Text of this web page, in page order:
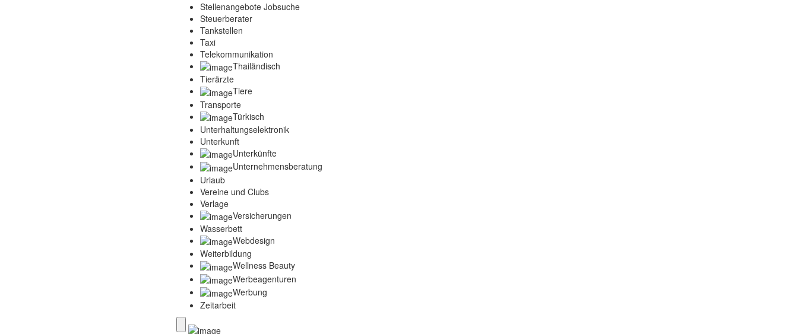
Stellenangebote Jobsuche
Steuerberater
Tankstellen
Taxi
Telekommunikation
Thailändisch
Tierärzte
Tiere
Transporte
Türkisch
Unterhaltungselektronik
Unterkunft
Unterkünfte
Unternehmensberatung
Urlaub
Vereine und Clubs
Verlage
Versicherungen
Wasserbett
Webdesign
Weiterbildung
Wellness Beauty
Werbeagenturen
Werbung
Zeitarbeit